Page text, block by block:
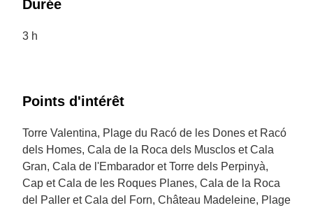
Durée
3 h
Points d'intérêt
Torre Valentina, Plage du Racó de les Dones et Racó
dels Homes, Cala de la Roca dels Musclos et Cala
Gran, Cala de l'Embarador et Torre dels Perpinyà,
Cap et Cala de les Roques Planes, Cala de la Roca
del Paller et Cala del Forn, Château Madeleine, Plage